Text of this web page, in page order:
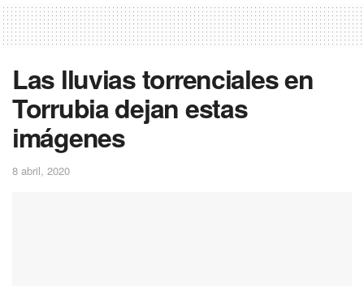
Las lluvias torrenciales en
Torrubia dejan estas
imágenes
8 abril, 2020